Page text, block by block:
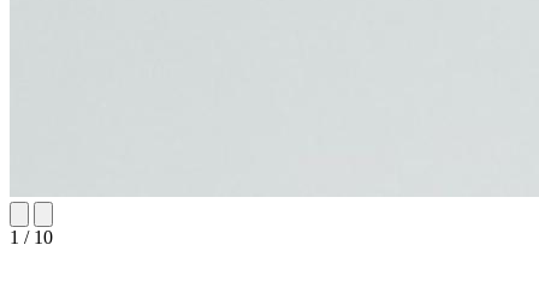
1 / 10